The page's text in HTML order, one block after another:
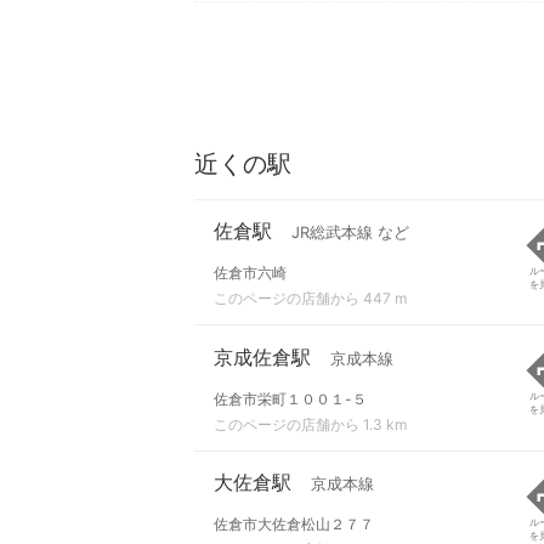
近くの駅
佐倉駅 JR総武本線 など
佐倉市六崎
このページの店舗から 447 m
ル
を
京成佐倉駅 京成本線
佐倉市栄町１００１-５
このページの店舗から 1.3 km
ル
を
大佐倉駅 京成本線
佐倉市大佐倉松山２７７
ル
を